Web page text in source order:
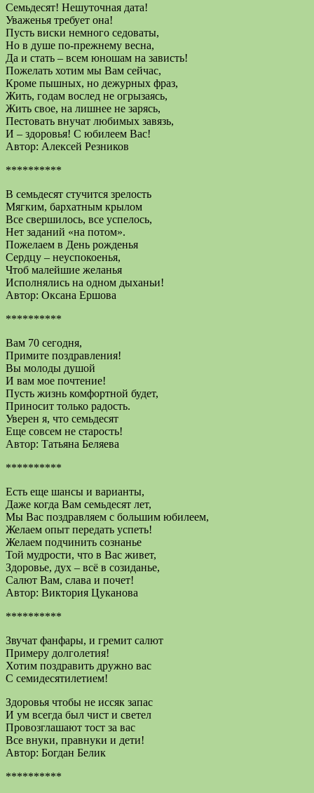
Семьдесят! Нешуточная дата!
Уваженья требует она!
Пусть виски немного седоваты,
Но в душе по-прежнему весна,
Да и стать – всем юношам на зависть!
Пожелать хотим мы Вам сейчас,
Кроме пышных, но дежурных фраз,
Жить, годам вослед не огрызаясь,
Жить свое, на лишнее не зарясь,
Пестовать внучат любимых завязь,
И – здоровья! С юбилеем Вас!
Автор: Алексей Резников
**********
В семьдесят стучится зрелость
Мягким, бархатным крылом
Все свершилось, все успелось,
Нет заданий «на потом».
Пожелаем в День рожденья
Сердцу – неуспокоенья,
Чтоб малейшие желанья
Исполнялись на одном дыханьи!
Автор: Оксана Ершова
**********
Вам 70 сегодня,
Примите поздравления!
Вы молоды душой
И вам мое почтение!
Пусть жизнь комфортной будет,
Приносит только радость.
Уверен я, что семьдесят
Еще совсем не старость!
Автор: Татьяна Беляева
**********
Есть еще шансы и варианты,
Даже когда Вам семьдесят лет,
Мы Вас поздравляем с большим юбилеем,
Желаем опыт передать успеть!
Желаем подчинить сознанье
Той мудрости, что в Вас живет,
Здоровье, дух – всё в созиданье,
Салют Вам, слава и почет!
Автор: Виктория Цуканова
**********
Звучат фанфары, и гремит салют
Примеру долголетия!
Хотим поздравить дружно вас
С семидесятилетием!
Здоровья чтобы не иссяк запас
И ум всегда был чист и светел
Провозглашают тост за вас
Все внуки, правнуки и дети!
Автор: Богдан Белик
**********